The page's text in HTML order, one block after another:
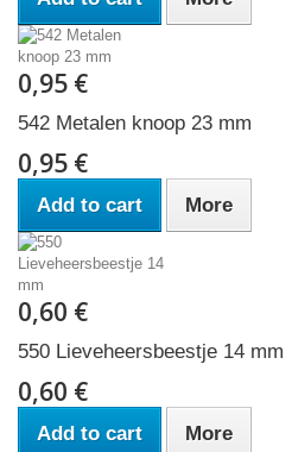
0,95 €
542 Metalen knoop 23 mm
0,95 €
Add to cart More
0,60 €
550 Lieveheersbeestje 14 mm
0,60 €
Add to cart More